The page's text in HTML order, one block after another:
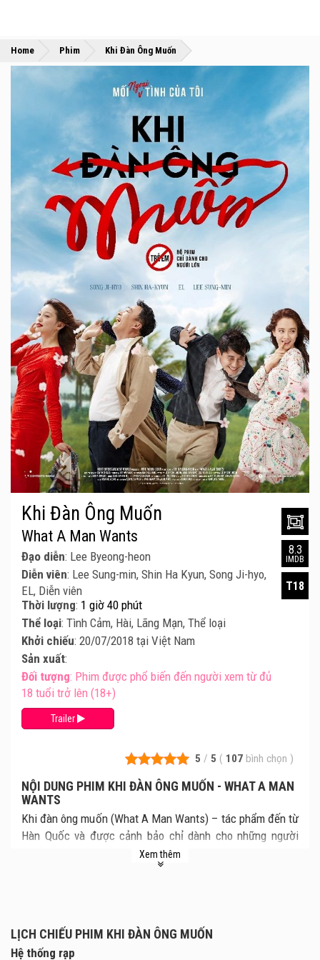
Home »
Phim »
Khi Đàn Ông Muốn
5 / 5 ( 107 bình chọn )
NỘI DUNG PHIM KHI ĐÀN ÔNG MUỐN - WHAT A MAN
WANTS
Khi đàn ông muốn (What A Man Wants) – tác phẩm đến từ
Hàn Quốc và được cảnh bảo chỉ dành cho những người
đàn ông cô đơn. Bộ phim đã nhanh chóng tạo thu hút
được sự chú ý của khán giả chờ đến ngày phim được công
trung niên có kinh nghiệm hơn 20 năm “ăn vụng” bên ngoài
mà chưa một lần nào bị vợ phát hiện. Seok Geun có một cô
Xem thêm
Khi Đàn Ông Muốn
What A Man Wants
Đạo diễn: Lee Byeong-heon
Diễn viên: Lee Sung-min, Shin Ha Kyun, Song Ji-hyo,
EL, Diễn viên
Thời lượng: 1 giờ 40 phút
Thể loại: Tình Cảm, Hài, Lãng Mạn, Thể loại
Khởi chiếu: 20/07/2018 tại Việt Nam
Sản xuất:
Đối tượng: Phim được phổ biến đến người xem từ đủ
18 tuổi trở lên (18+)
Trailer
8.3
IMDB
T18
LỊCH CHIẾU PHIM KHI ĐÀN ÔNG MUỐN
Hệ thống rạp